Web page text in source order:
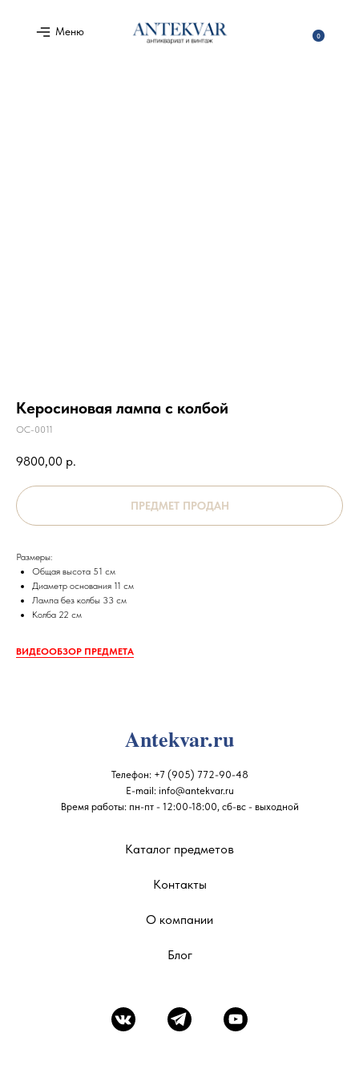
Меню 0
Керосиновая лампа с колбой
ОС-0011
9800,00 р.
Размеры:
Общая высота 51 см
Диаметр основания 11 см
Лампа без колбы 33 см
Колба 22 см
ВИДЕООБЗОР ПРЕДМЕТА
Телефон: +7 (905) 772-90-48
E-mail: info@antekvar.ru
Время работы: пн-пт - 12:00-18:00, сб-вс - выходной
Antekvar.ru
Каталог предметов
Блог
О компании
Контакты